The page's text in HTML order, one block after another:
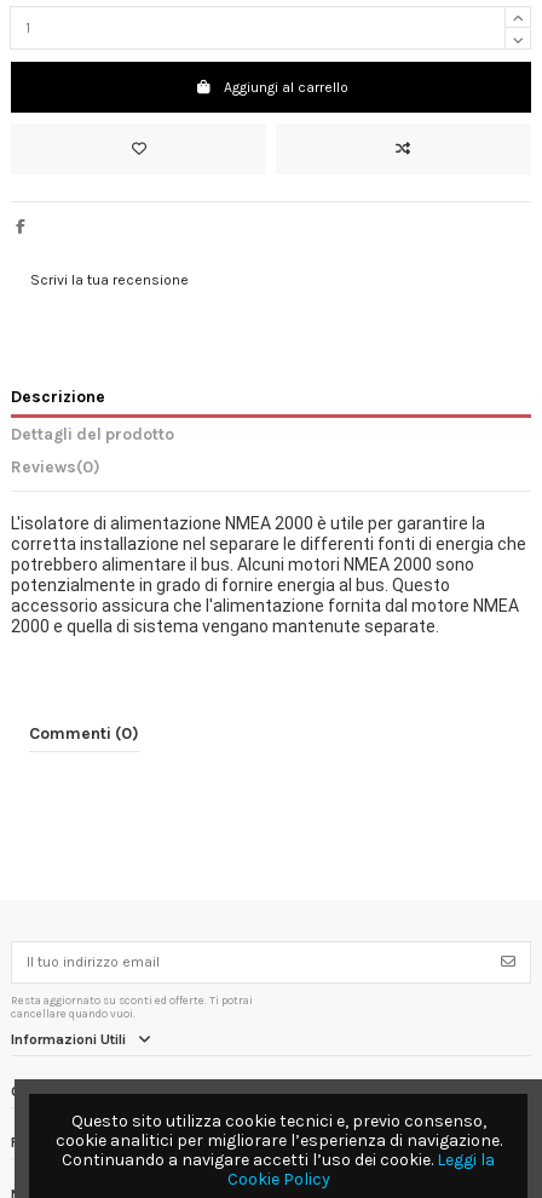
Aggiungi al carrello
Scrivi la tua recensione
Descrizione
Dettagli del prodotto
Reviews(0)
L'isolatore di alimentazione NMEA 2000 è utile per garantire la
corretta installazione nel separare le differenti fonti di energia che
potrebbero alimentare il bus. Alcuni motori NMEA 2000 sono
potenzialmente in grado di fornire energia al bus. Questo
accessorio assicura che l'alimentazione fornita dal motore NMEA
2000 e quella di sistema vengano mantenute separate.
Commenti (0)
Resta aggiornato su sconti ed offerte. Ti potrai
cancellare quando vuoi.
Informazioni Utili
Contact us
Follow us
Newsletter
Questo sito utilizza cookie tecnici e, previo consenso,
cookie analitici per migliorare l’esperienza di navigazione.
Continuando a navigare accetti l’uso dei cookie. Leggi la
Cookie Policy